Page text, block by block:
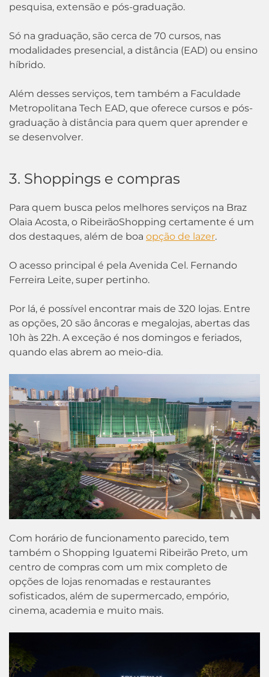
pesquisa, extensão e pós-graduação.
Só na graduação, são cerca de 70 cursos, nas
modalidades presencial, a distância (EAD) ou ensino
híbrido.
Além desses serviços, tem também a Faculdade
Metropolitana Tech EAD, que oferece cursos e pós-
graduação à distância para quem quer aprender e
se desenvolver.
3. Shoppings e compras
Para quem busca pelos melhores serviços na Braz
Olaia Acosta, o RibeirãoShopping certamente é um
dos destaques, além de boa opção de lazer.
O acesso principal é pela Avenida Cel. Fernando
Ferreira Leite, super pertinho.
Por lá, é possível encontrar mais de 320 lojas. Entre
as opções, 20 são âncoras e megalojas, abertas das
10h às 22h. A exceção é nos domingos e feriados,
quando elas abrem ao meio-dia.
Com horário de funcionamento parecido, tem
também o Shopping Iguatemi Ribeirão Preto, um
centro de compras com um mix completo de
opções de lojas renomadas e restaurantes
sofisticados, além de supermercado, empório,
cinema, academia e muito mais.